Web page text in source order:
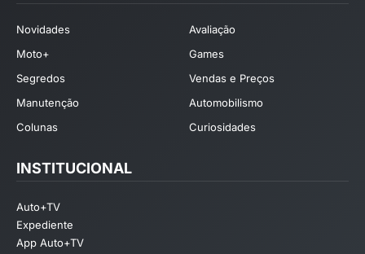
Novidades
Avaliação
Moto+
Games
Segredos
Vendas e Preços
Manutenção
Automobilismo
Colunas
Curiosidades
INSTITUCIONAL
Auto+TV
Expediente
App Auto+TV